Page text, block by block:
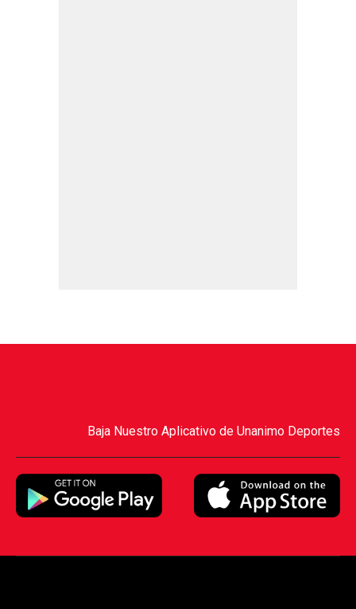
Baja Nuestro Aplicativo de Unanimo Deportes